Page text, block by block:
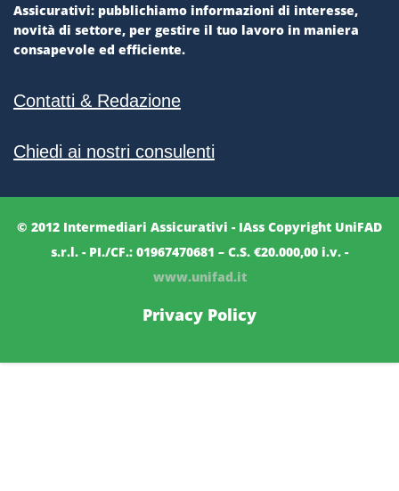
Assicurativi: pubblichiamo informazioni di interesse,
novità di settore, per gestire il tuo lavoro in maniera
consapevole ed efficiente.
Contatti & Redazione
Chiedi ai nostri consulenti
© 2012 Intermediari Assicurativi - IAss Copyright UniFAD
s.r.l. - PI./CF.: 01967470681 – C.S. €20.000,00 i.v. -
www.unifad.it
Privacy Policy